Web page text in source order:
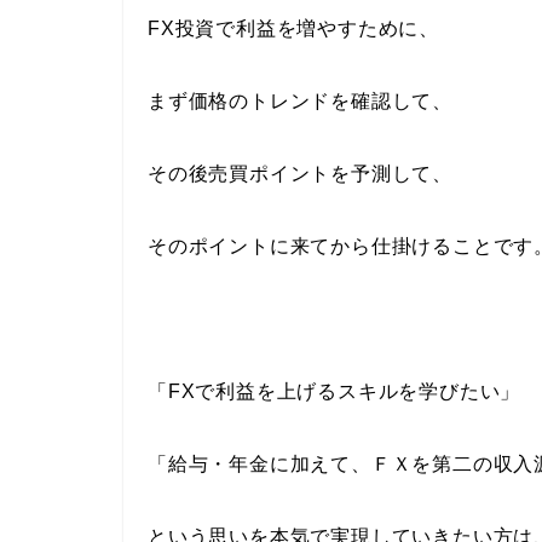
FX投資で利益を増やすために、
まず価格のトレンドを確認して、
その後売買ポイントを予測して、
そのポイントに来てから仕掛けることです
「FXで利益を上げるスキルを学びたい」
「給与・年金に加えて、ＦＸを第二の収入
という思いを本気で実現していきたい方は